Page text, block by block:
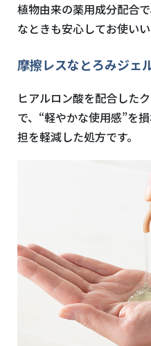
植物由来の薬用成分配合
なときも安心してお使いい
摩擦レスなとろみジェ
ヒアルロン酸を配合した
で、“軽やかな使用感”を
担を軽減した処方です。